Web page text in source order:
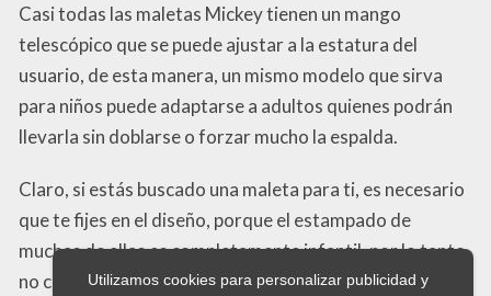
Casi todas las maletas Mickey tienen un mango
telescópico que se puede ajustar a la estatura del
usuario, de esta manera, un mismo modelo que sirva
para niños puede adaptarse a adultos quienes podrán
llevarla sin doblarse o forzar mucho la espalda.
Claro, si estás buscado una maleta para ti, es necesario
que te fijes en el diseño, porque el estampado de
muchas de ellas es completamente infantil, por lo tanto
no combinará contigo y tu edad.
Utilizamos cookies para personalizar publicidad y